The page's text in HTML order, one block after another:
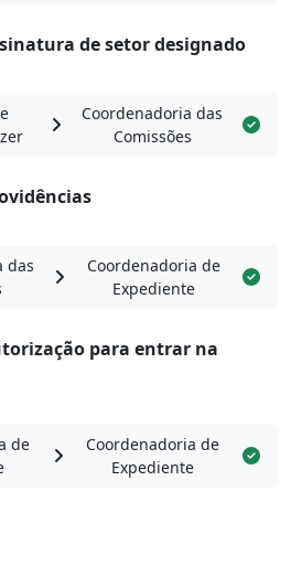
de setor designado
Coordenadoria das
Comissões
das
Coordenadoria de
Expediente
para entrar na
de
Coordenadoria de
Expediente